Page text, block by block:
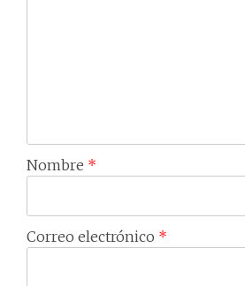
Nombre *
Correo electrónico *